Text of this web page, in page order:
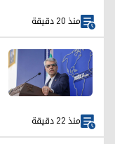
منذ 20 دقيقة
منذ 22 دقيقة